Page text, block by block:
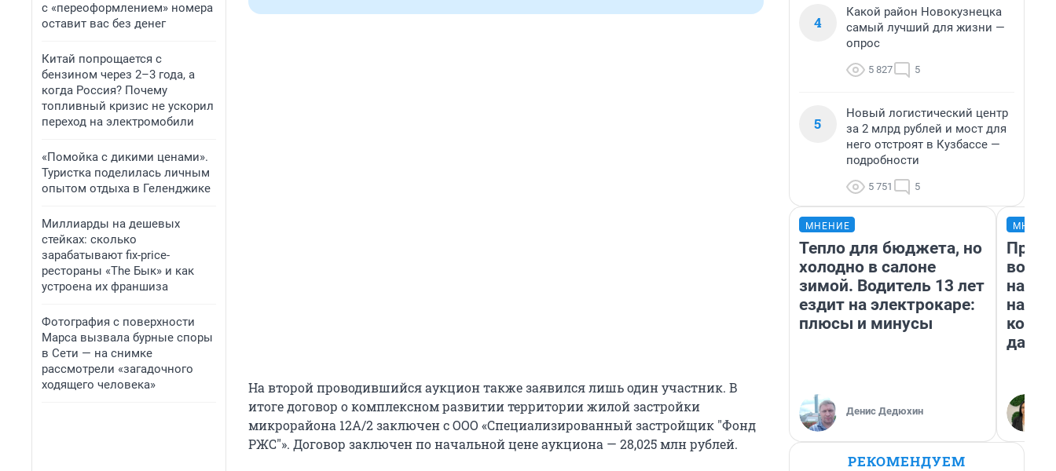
с «переоформлением» номера
оставит вас без денег
Китай попрощается с
бензином через 2–3 года, а
когда Россия? Почему
топливный кризис не ускорил
переход на электромобили
«Помойка с дикими ценами».
Туристка поделилась личным
опытом отдыха в Геленджике
Миллиарды на дешевых
стейках: сколько
зарабатывают fix-price-
рестораны «The Бык» и как
устроена их франшиза
Фотография с поверхности
Марса вызвала бурные споры
в Сети — на снимке
рассмотрели «загадочного
ходящего человека»
На второй проводившийся аукцион также заявился лишь один участник. В
итоге договор о комплексном развитии территории жилой застройки
микрорайона 12А/2 заключен с ООО «Специализированный застройщик "Фонд
РЖС"». Договор заключен по начальной цене аукциона — 28,025 млн рублей.
4
Какой район Новокузнецка
самый лучший для жизни —
опрос
5 827 5
5
Новый логистический центр
за 2 млрд рублей и мост для
него отстроят в Кузбассе —
подробности
5 751 5
МНЕНИЕ
Тепло для бюджета, но
холодно в салоне
зимой. Водитель 13 лет
ездит на электрокаре:
плюсы и минусы
Денис Дедюхин
нам
даже
РЕКОМЕНДУЕМ